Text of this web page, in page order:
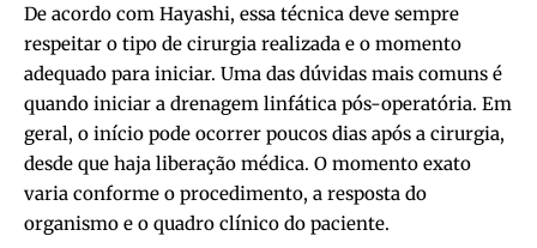
De acordo com Hayashi, essa técnica deve sempre
respeitar o tipo de cirurgia realizada e o momento
adequado para iniciar. Uma das dúvidas mais comuns é
quando iniciar a drenagem linfática pós-operatória. Em
geral, o início pode ocorrer poucos dias após a cirurgia,
desde que haja liberação médica. O momento exato
varia conforme o procedimento, a resposta do
organismo e o quadro clínico do paciente.